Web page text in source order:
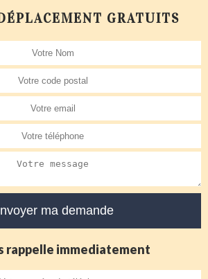
GRATUITS
rappelle immediatement